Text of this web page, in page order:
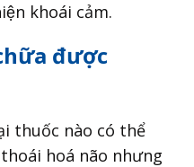
khoái cảm.
được
thuốc nào có thể
hoá não nhưng